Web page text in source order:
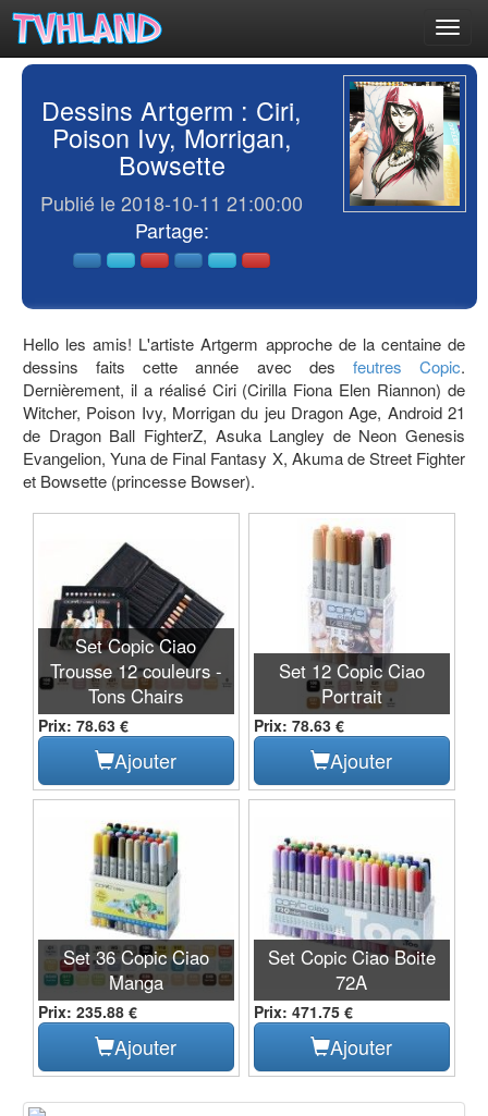
Dessins Artgerm : Ciri,
Poison Ivy, Morrigan,
Bowsette
Publié le 2018-10-11 21:00:00
Partage:
Hello les amis! L'artiste Artgerm approche de la centaine de
dessins faits cette année avec des feutres Copic.
Dernièrement, il a réalisé Ciri (Cirilla Fiona Elen Riannon) de
Witcher, Poison Ivy, Morrigan du jeu Dragon Age, Android 21
de Dragon Ball FighterZ, Asuka Langley de Neon Genesis
Evangelion, Yuna de Final Fantasy X, Akuma de Street Fighter
et Bowsette (princesse Bowser).
Set Copic Ciao
Trousse 12 couleurs -
Tons Chairs
Prix: 78.63 €
Ajouter
Set 12 Copic Ciao
Portrait
Prix: 78.63 €
Ajouter
Set 36 Copic Ciao
Manga
Prix: 235.88 €
Ajouter
Set Copic Ciao Boite
72A
Prix: 471.75 €
Ajouter